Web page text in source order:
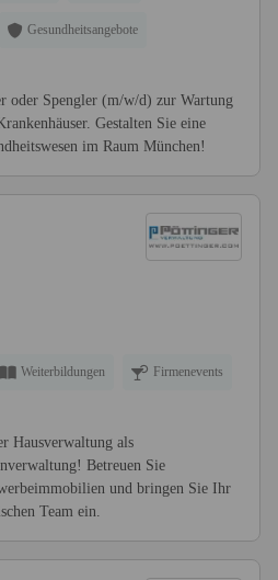
Gesundheitsangebote
oder Spengler (m/w/d) zur Wartung
Gestalten Sie eine
im Raum München!
(m/w/d)
Weiterbildungen Firmenevents
Hausverwaltung als
Betreuen Sie
und bringen Sie Ihr
Team ein.